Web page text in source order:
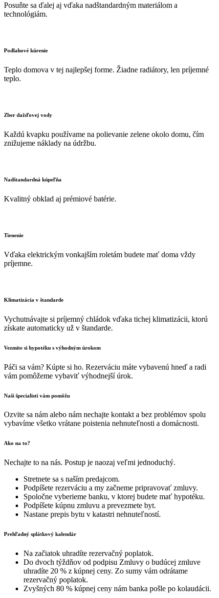
Posuňte sa ďalej aj vďaka nadštandardným materiálom a
technológiám.
Podlahové kúrenie
Teplo domova v tej najlepšej forme. Žiadne radiátory, len príjemné
teplo.
Zber dažďovej vody
Každú kvapku používame na polievanie zelene okolo domu, čím
znižujeme náklady na údržbu.
Nadštandardná kúpeľňa
Kvalitný obklad aj prémiové batérie.
Tienenie
Vďaka elektrickým vonkajším roletám budete mať doma vždy
príjemne.
Klimatizácia v štandarde
Vychutnávajte si príjemný chládok vďaka tichej klimatizácii, ktorú
získate automaticky už v štandarde.
Vezmite si hypotéku s výhodným úrokom
Páči sa vám? Kúpte si ho. Rezerváciu máte vybavenú hneď a radi
vám pomôžeme vybaviť výhodnejší úrok.
Naši špecialisti vám pomôžu
Ozvite sa nám alebo nám nechajte kontakt a bez problémov spolu
vybavíme všetko vrátane poistenia nehnuteľnosti a domácnosti.
Ako na to?
Nechajte to na nás. Postup je naozaj veľmi jednoduchý.
Stretnete sa s naším predajcom.
Podpíšete rezerváciu a my začneme pripravovať zmluvy.
Spoločne vyberieme banku, v ktorej budete mať hypotéku.
Podpíšete kúpnu zmluvu a prevezmete byt.
Nastane prepis bytu v katastri nehnuteľností.
Prehľadný splátkový kalendár
Na začiatok uhradíte rezervačný poplatok.
Do dvoch týždňov od podpisu Zmluvy o budúcej zmluve
uhradíte 20 % z kúpnej ceny. Zo sumy vám odrátame
rezervačný poplatok.
Zvyšných 80 % kúpnej ceny nám banka pošle po kolaudácii.